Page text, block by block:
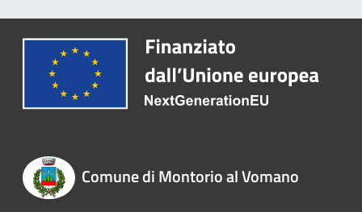
Comune di Montorio al Vomano